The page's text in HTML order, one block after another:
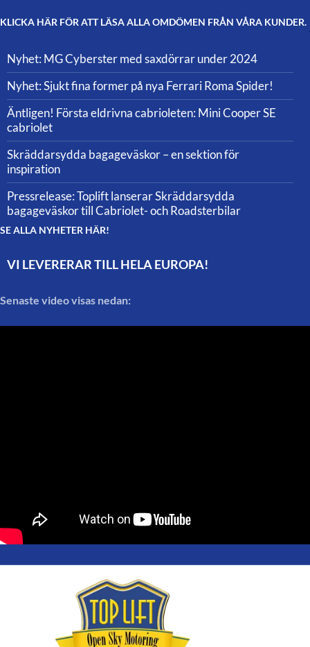
KLICKA HÄR FÖR ATT LÄSA ALLA OMDÖMEN FRÅN VÅRA KUNDER.
Nyhet: MG Cyberster med saxdörrar under 2024
Nyhet: Sjukt fina former på nya Ferrari Roma Spider!
Äntligen! Första eldrivna cabrioleten: Mini Cooper SE
cabriolet
Skräddarsydda bagageväskor – en sektion för
inspiration
Pressrelease: Toplift lanserar Skräddarsydda
bagageväskor till Cabriolet- och Roadsterbilar
SE ALLA NYHETER HÄR!
VI LEVERERAR TILL HELA EUROPA!
Senaste video visas nedan: